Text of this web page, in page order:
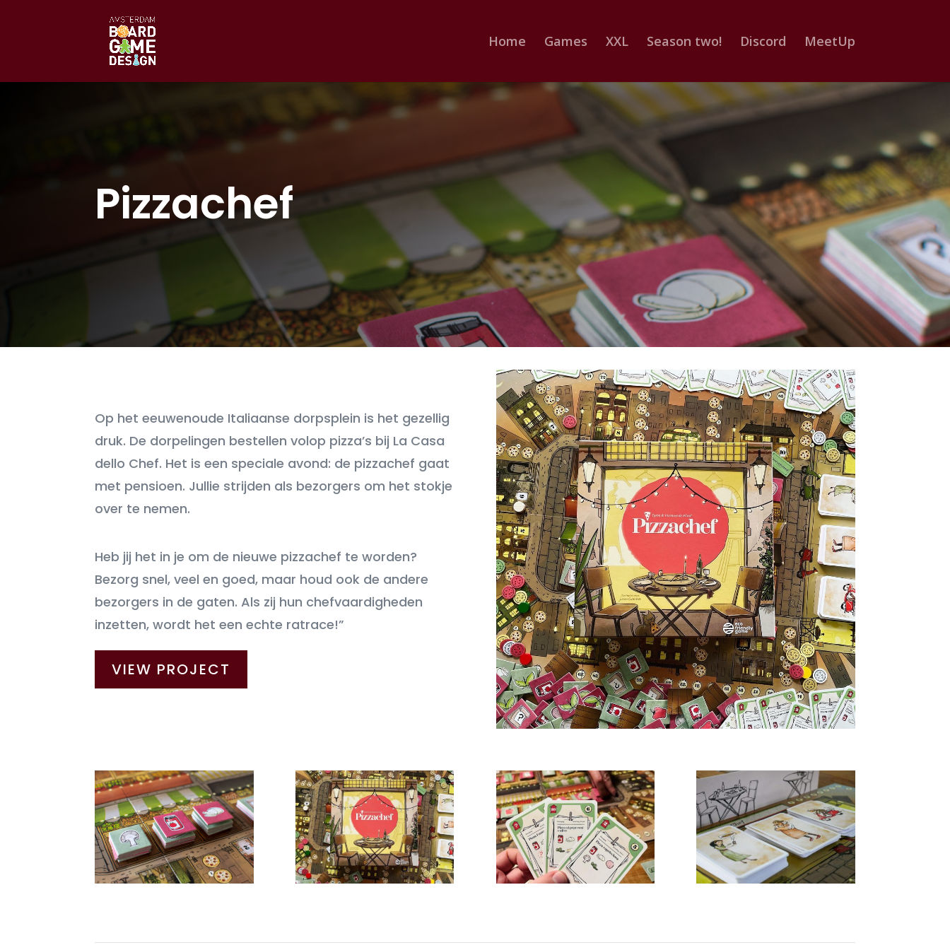
Home Games XXL Season two! Discord MeetUp
Pizzachef
Op het eeuwenoude Italiaanse dorpsplein is het gezellig
druk. De dorpelingen bestellen volop pizza’s bij La Casa
dello Chef. Het is een speciale avond: de pizzachef gaat
met pensioen. Jullie strijden als bezorgers om het stokje
over te nemen.
Heb jij het in je om de nieuwe pizzachef te worden?
Bezorg snel, veel en goed, maar houd ook de andere
bezorgers in de gaten. Als zij hun chefvaardigheden
inzetten, wordt het een echte ratrace!”
VIEW PROJECT